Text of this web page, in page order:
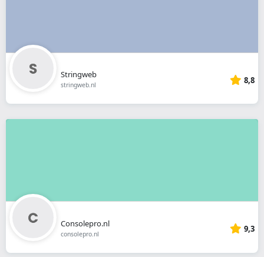
Stringweb
stringweb.nl 8,8
Consolepro.nl
consolepro.nl 9,3